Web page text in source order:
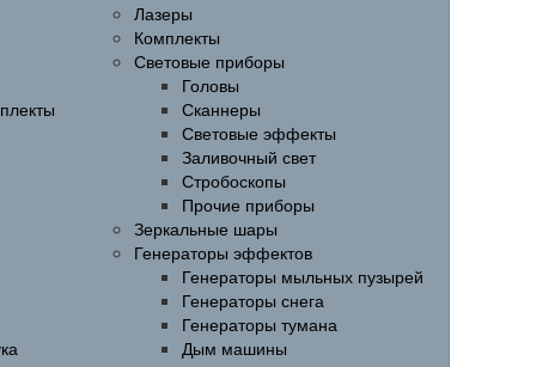
Лазеры
Комплекты
Световые приборы
Головы
Сканнеры
Световые эффекты
Заливочный свет
Стробоскопы
Прочие приборы
Зеркальные шары
Генераторы эффектов
Генераторы мыльных пузырей
Генераторы снега
Генераторы тумана
Дым машины